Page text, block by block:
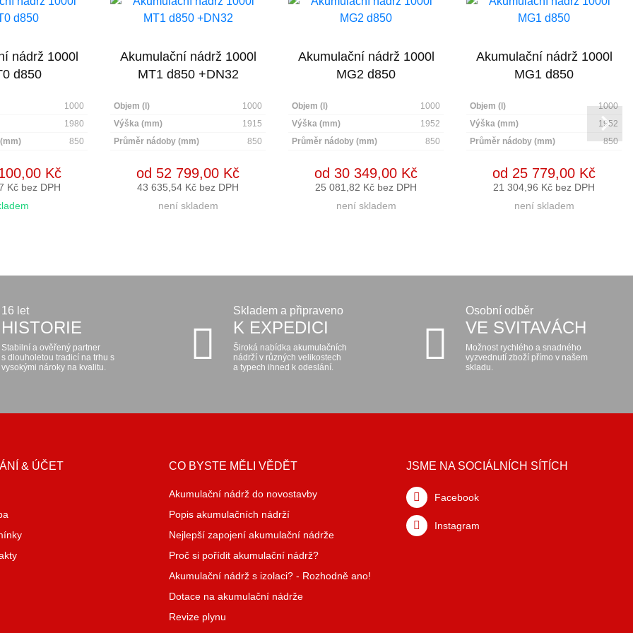
nádrž 1000l
d850
1000
1980
850
Kč
Kč bez DPH
Akumulační nádrž 1000l
MT1 d850 +DN32
Objem (l)
1000
Výška (mm)
1915
Průměr nádoby (mm)
850
od 52 799,00 Kč
43 635,54 Kč bez DPH
není skladem
Akumulační nádrž 1000l
MG2 d850
Objem (l)
1000
Výška (mm)
1952
Průměr nádoby (mm)
850
od 30 349,00 Kč
25 081,82 Kč bez DPH
není skladem
Akumulační nádrž 1000l
MG1 d850
Objem (l)
1000
Výška (mm)
1952
Průměr nádoby (mm)
850
od 25 779,00 Kč
21 304,96 Kč bez DPH
není skladem
16 let
HISTORIE
Stabilní a ověřený partner
s dlouholetou tradicí na trhu s
vysokými nároky na kvalitu.
Skladem a připraveno
K EXPEDICI
Široká nabídka akumulačních
nádrží v různých velikostech
a typech ihned k odeslání.
Osobní odběr
VE SVITAVÁCH
Možnost rychlého a snadného
vyzvednutí zboží přímo v našem
skladu.
& ÚČET CO BYSTE MĚLI VĚDĚT
Akumulační nádrž do novostavby
Popis akumulačních nádrží
Nejlepší zapojení akumulační nádrže
Proč si pořídit akumulační nádrž?
Akumulační nádrž s izolaci? - Rozhodně ano!
Dotace na akumulační nádrže
Revize plynu
JSME NA SOCIÁLNÍCH SÍTÍCH
Facebook
Instagram